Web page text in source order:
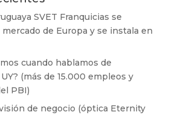
SVET Franquicias se
de Europa y se instala en
cuando hablamos de
(más de 15.000 empleos y
PBI)
de negocio (óptica Eternity